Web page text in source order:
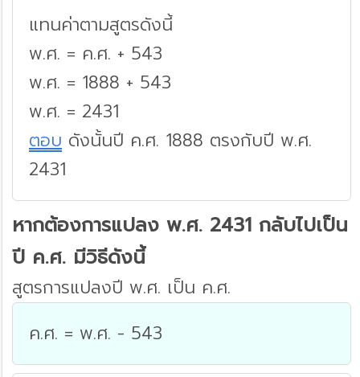
แทนค่าตามสูตรดังนี้
พ.ศ. = ค.ศ. + 543
พ.ศ. = 1888 + 543
พ.ศ. = 2431
ตอบ ดังนั้นปี ค.ศ. 1888 ตรงกับปี พ.ศ.
2431
หากต้องการแปลง พ.ศ. 2431 กลับไปเป็น
ปี ค.ศ. มีวิธีดังนี้
สูตรการแปลงปี พ.ศ. เป็น ค.ศ.
ค.ศ. = พ.ศ. - 543